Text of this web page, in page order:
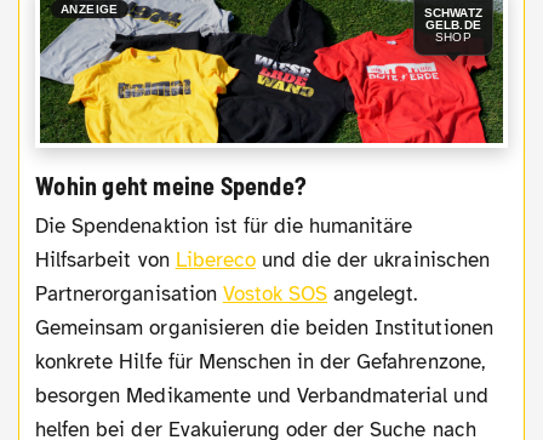
ANZEIGE
SCHWATZ
GELB.DE
SHOP
Wohin geht meine Spende?
Die Spendenaktion ist für die humanitäre
Hilfsarbeit von Liberecound die der ukrainischen
Partnerorganisation Vostok SOS angelegt.
Gemeinsam organisieren die beiden Institutionen
konkrete Hilfe für Menschen in der Gefahrenzone,
besorgen Medikamente und Verbandmaterial und
helfen bei der Evakuierung oder der Suche nach